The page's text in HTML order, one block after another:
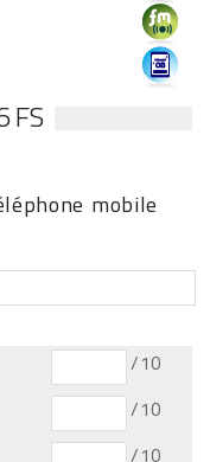
FS
mobile
/10
/10
/10